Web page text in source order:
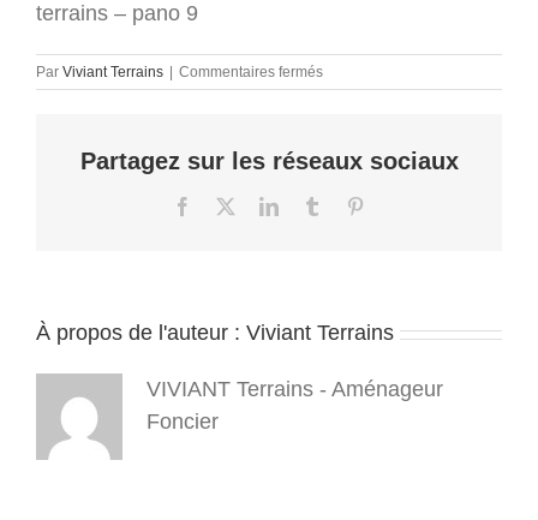
terrains – pano 9
Par Viviant Terrains Commentaires ferméssur
terrain
st
terrain
–
Partagez sur les réseaux sociaux
Facebook LinkedInTumblr
À propos de l'auteur : Viviant Terrains
VIVIANT Terrains - Aménageur
Foncier